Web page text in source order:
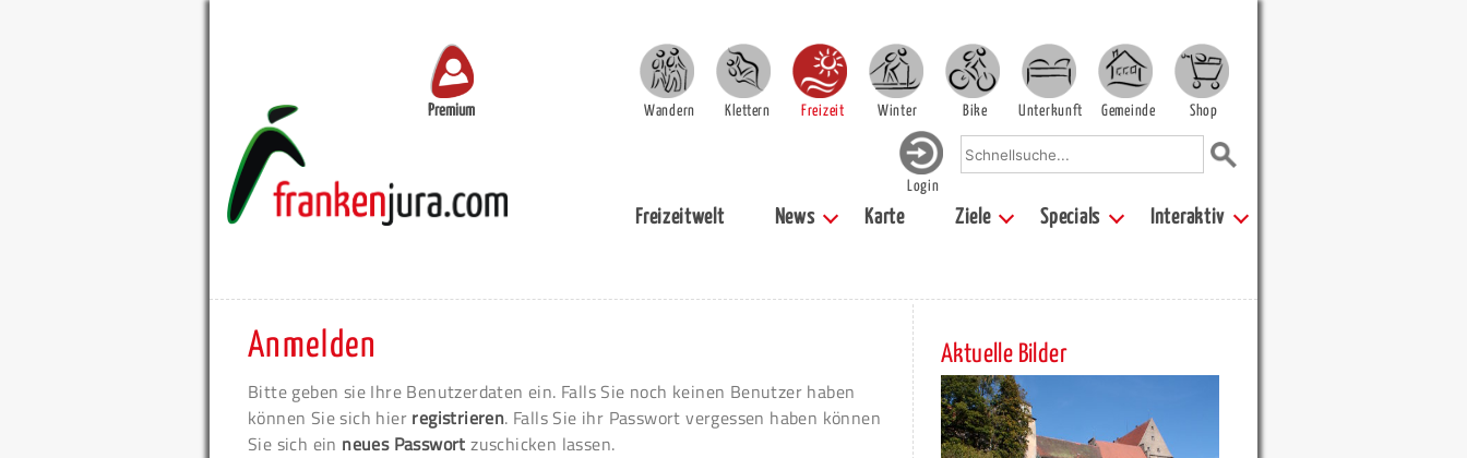
Premium Wandern Klettern Freizeit Winter Bike Unterkunft Gemeinde Shop
Login
Freizeitwelt News Karte Ziele Specials Interaktiv
Anmelden
Bitte geben sie Ihre Benutzerdaten ein. Falls Sie noch keinen Benutzer haben
können Sie sich hier registrieren. Falls Sie ihr Passwort vergessen haben können
Sie sich ein neues Passwort zuschicken lassen.
Aktuelle Bilder